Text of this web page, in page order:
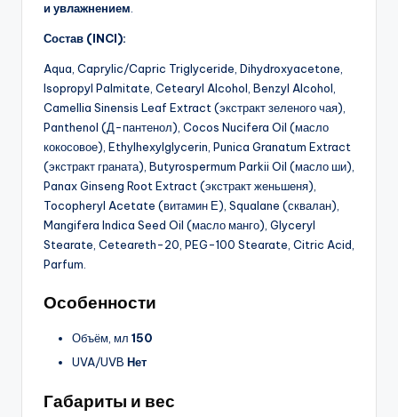
и увлажнением
Состав (INCI):
Aqua, Caprylic/Capric Triglyceride, Dihydroxyacetone,
Isopropyl Palmitate, Cetearyl Alcohol, Benzyl Alcohol,
Camellia Sinensis Leaf Extract (экстракт зеленого чая),
Panthenol (Д-пантенол), Cocos Nucifera Oil (масло
кокосовое), Ethylhexylglycerin, Punica Granatum Extract
(экстракт граната), Butyrospermum Parkii Oil (масло ши),
Panax Ginseng Root Extract (экстракт женьшеня),
Tocopheryl Acetate (витамин Е), Squalane (сквалан),
Mangifera Indica Seed Oil (масло манго), Glyceryl
Stearate, Ceteareth-20, PEG-100 Stearate, Citric Acid,
Parfum.
Особенности
Объём, мл 150
UVA/UVB Нет
Габариты и вес